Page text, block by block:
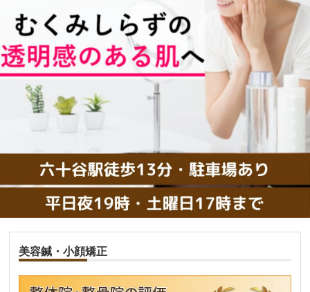
美容鍼・小顔矯正